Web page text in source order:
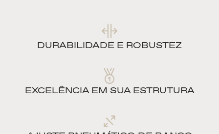
DURABILIDADE E ROBUSTEZ
EXCELÊNCIA EM SUA ESTRUTURA